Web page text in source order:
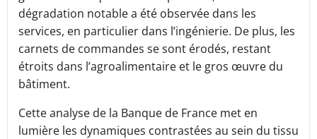
dégradation notable a été observée dans les
services, en particulier dans l’ingénierie. De plus, les
carnets de commandes se sont érodés, restant
étroits dans l’agroalimentaire et le gros œuvre du
bâtiment.
Cette analyse de la Banque de France met en
lumière les dynamiques contrastées au sein du tissu